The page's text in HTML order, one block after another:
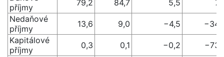
příjmy
79,2 84,7 5,5
7
Nedaňové
příjmy
13,6 9,0 −4,5
−34
Kapitálové
příjmy
0,3 0,1 −0,2
−73